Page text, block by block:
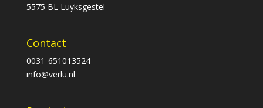
5575 BL Luyksgestel
Contact
0031-651013524
info@verlu.nl